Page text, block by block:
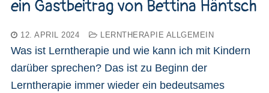
ein Gastbeitrag von Bettina Häntsch
12. APRIL 2024 LERNTHERAPIE ALLGEMEIN
Was ist Lerntherapie und wie kann ich mit Kindern
darüber sprechen? Das ist zu Beginn der
Lerntherapie immer wieder ein bedeutsames